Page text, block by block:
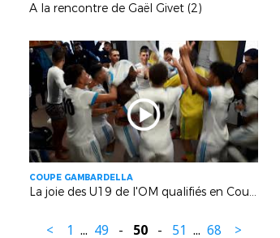
A la rencontre de Gaël Givet (2)
COUPE GAMBARDELLA
La joie des U19 de l'OM qualifiés en Coupe Gambardella face à Nice (Marseille)
< 1 ... 49 - 50 - 51 ... 68 >